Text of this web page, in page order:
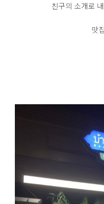
친구의 소개로
맛